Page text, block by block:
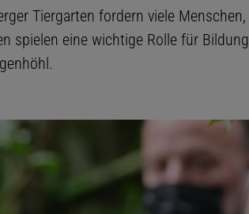
Tiergarten fordern viele Menschen,
spielen eine wichtige Rolle für Bildung